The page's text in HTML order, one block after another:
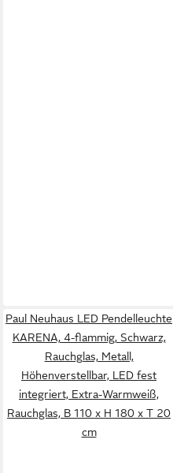
Paul Neuhaus LED Pendelleuchte
KARENA, 4-flammig, Schwarz,
Rauchglas, Metall,
Höhenverstellbar, LED fest
integriert, Extra-Warmweiß,
Rauchglas, B 110 x H 180 x T 20
cm